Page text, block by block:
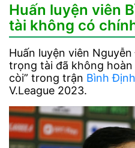
Huấn luyện viên
tài không có
Huấn luyện viên
trọng tài đã không
còi” trong trận Bình Định
V.League 2023.